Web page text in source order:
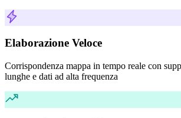
Elaborazione Veloce
Corrispondenza mappa in tempo reale con
lunghe e dati ad alta frequenza